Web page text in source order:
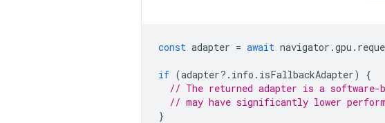
const adapter = await navigator .gpu .
if (adapter? . info . isFallbackAdapter)
{
// The returned adapter is a software-
// may have significantly lower
}